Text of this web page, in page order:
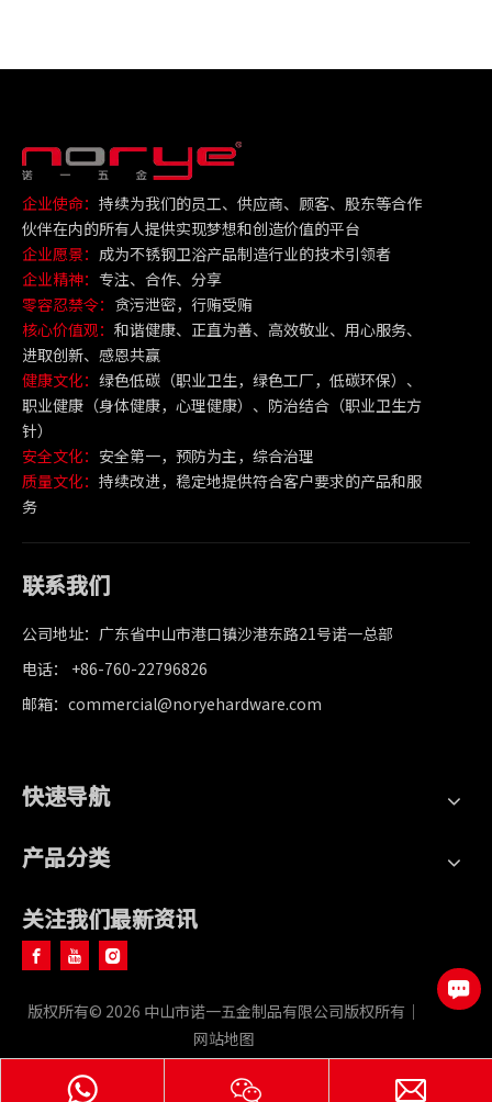
企业使命： 持续为我们的员工、供应商、顾客、股东等合作
伙伴在内的所有人提供实现梦想和创造价值的平台
企业愿景： 成为不锈钢卫浴产品制造行业的技术引领者
企业精神： 专注、合作、分享
零容忍禁令： 贪污泄密，行贿受贿
核心价值观： 和谐健康、正直为善、高效敬业、用心服务、
进取创新、感恩共赢
健康文化： 绿色低碳（职业卫生，绿色工厂，低碳环保）、
职业健康（身体健康，心理健康）、防治结合（职业卫生方
针）
安全文化： 安全第一，预防为主，综合治理
质量文化： 持续改进，稳定地提供符合客户要求的产品和服
务
联系我们
公司地址：广东省中山市港口镇沙港东路21号诺一总部
电话： +86-760-22796826
邮箱：commercial@noryehardware.com
快速导航
产品分类
关注我们最新资讯
版权所有© 2026 中山市诺一五金制品有限公司版权所有｜
网站地图